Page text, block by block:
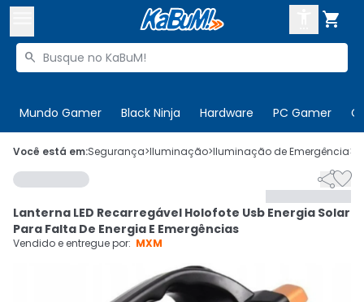

Buscar produtos

Mundo Gamer Black Ninja Hardware PC Gamer
 Olá. Acesse sua conta
 Departamentos
Cupons
Ativar tradutor em libras
CADASTRE-SE
Você está em:Segurança>Iluminação>Iluminação de Emergência>

Lanterna LED Recarregável Holofote Usb Energia Solar
Para Falta De Energia E Emergências
Vendido e entregue por: MXM